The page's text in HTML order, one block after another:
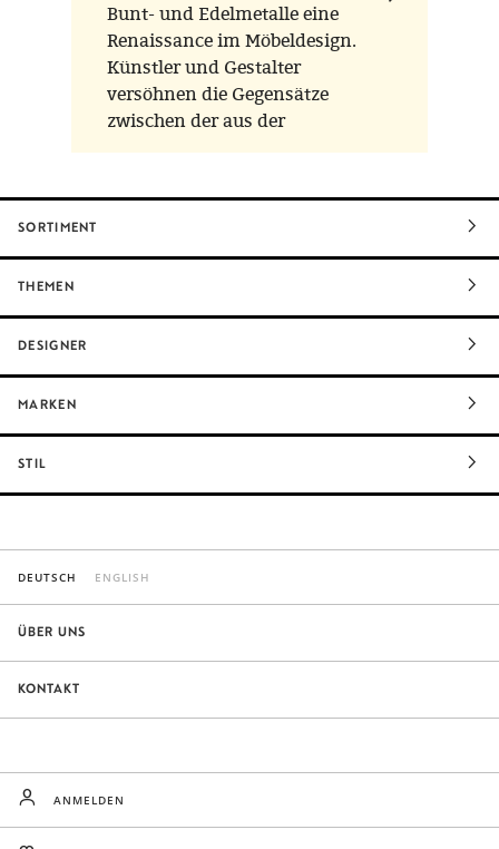
Bunt- und Edelmetalle eine
Renaissance im Möbeldesign.
Künstler und Gestalter
versöhnen die Gegensätze
zwischen der aus der
Handwerkskunst stammenden
und technikbegeisterten
SORTIMENT
THEMEN
DESIGNER
MARKEN
STIL
DEUTSCH ENGLISH
ÜBER UNS
KONTAKT
ANMELDEN